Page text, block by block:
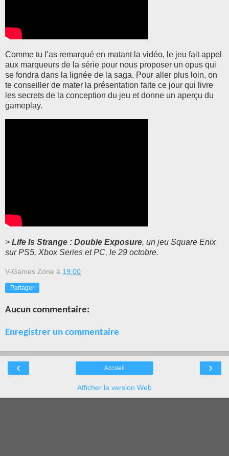
Comme tu l’as remarqué en matant la vidéo, le jeu fait appel
aux marqueurs de la série pour nous proposer un opus qui
se fondra dans la lignée de la saga. Pour aller plus loin, on
te conseiller de mater la présentation faite ce jour qui livre
les secrets de la conception du jeu et donne un aperçu du
gameplay.
> Life Is Strange : Double Exposure, un jeu Square Enix
sur PS5, Xbox Series et PC, le 29 octobre.
V-Games Zone à 19:00
Partager
Aucun commentaire:
Enregistrer un commentaire
‹ ›
Accueil
Afficher la version Web